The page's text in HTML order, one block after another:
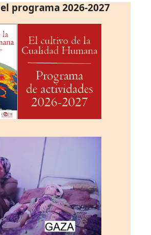
programa 2026-2027